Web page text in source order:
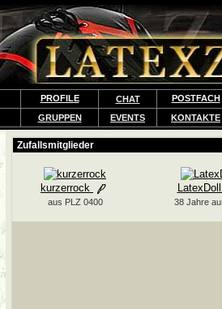
PROFILE CHAT
POSTFACH
GRUPPEN EVENTS KONTAKTE